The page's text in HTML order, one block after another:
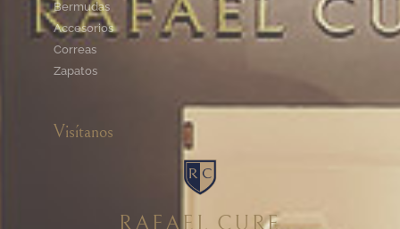
Bermudas
Accesorios
Correas
Zapatos
Visítanos
RAFAEL CURE